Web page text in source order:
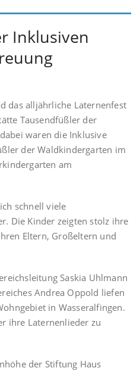
Inklusiven
das alljährliche Laternenfest
Tausendfüßler der
waren die Inklusive
der Waldkindergarten im
am
schnell viele
Die Kinder zeigten stolz ihre
Eltern, Großeltern und
Saskia Uhlmann
Andrea Oppold liefen
in Wasseralfingen.
ihre Laternenlieder zu
der Stiftung Haus